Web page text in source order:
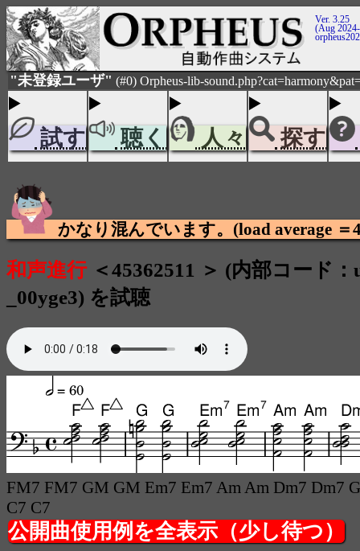
Ver. 3.25
(Aug
"未登録ユーザ" (#0) Orpheus-lib-
試す 聴く 人々 探す
かなり混んでいます。(load average ＝
和声進行＜45362511 ＞ (内部コード：
_00yge3) を試聴
FM7 FM7 GM GM Em7 Em7 Am Am Dm7 Dm7
C7 C7
公開曲使用例を全表示（少し待つ）